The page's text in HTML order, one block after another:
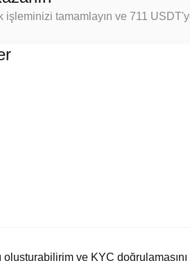
işleminizi tamamlayın ve 711
oluşturabilirim ve KYC